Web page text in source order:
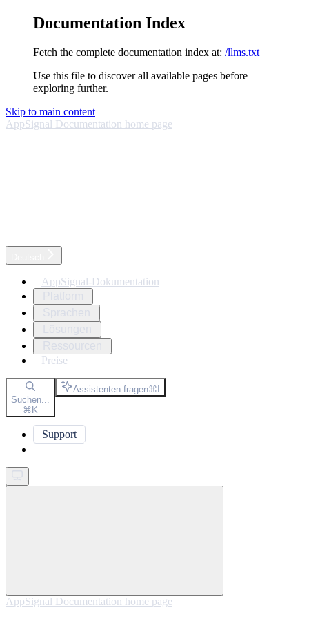
Documentation Index
Fetch the complete documentation index at: /llms.txt
Use this file to discover all available pages before
exploring further.
Skip to main content
AppSignal Documentation home page
AppSignal-Dokumentation
Preise
Suchen...
⌘K
Assistenten fragen⌘I
Support
AppSignal Documentation home page